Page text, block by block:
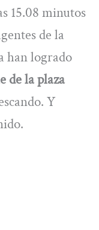
15.08 minutos
de la
han logrado
de la plaza
Y